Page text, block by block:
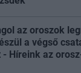
az oroszok
a végső
Híreink az